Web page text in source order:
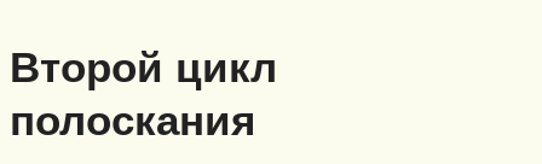
Второй цикл
полоскания